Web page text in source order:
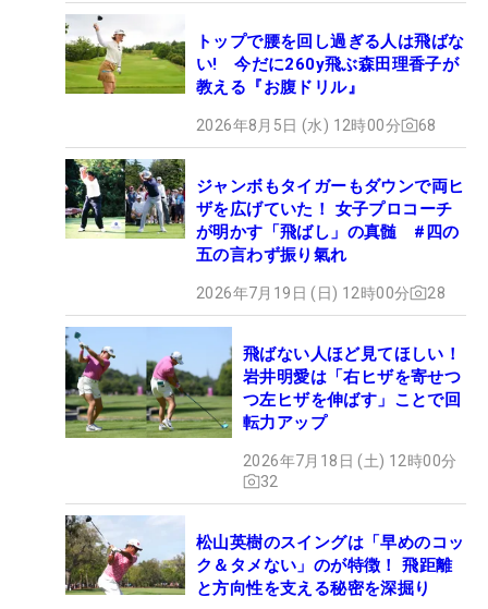
トップで腰を回し過ぎる人は飛ばな
い! 今だに260y飛ぶ森田理香子が
教える『お腹ドリル』
2026年8月5日 (水) 12時00分 68
ジャンボもタイガーもダウンで両ヒ
ザを広げていた！ 女子プロコーチ
が明かす「飛ばし」の真髄 #四の
五の言わず振り氣れ
2026年7月19日 (日) 12時00分 28
飛ばない人ほど見てほしい！
岩井明愛は「右ヒザを寄せつ
つ左ヒザを伸ばす」ことで回
転力アップ
2026年7月18日 (土) 12時00分
32
松山英樹のスイングは「早めのコッ
ク＆タメない」のが特徴！ 飛距離
と方向性を支える秘密を深掘り